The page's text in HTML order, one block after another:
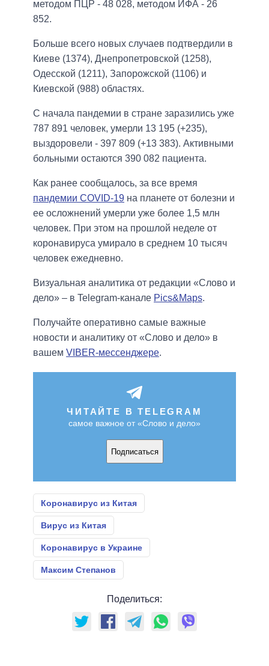
методом ПЦР - 48 028, методом ИФА - 26
852.
Больше всего новых случаев подтвердили в
Киеве (1374), Днепропетровской (1258),
Одесской (1211), Запорожской (1106) и
Киевской (988) областях.
С начала пандемии в стране заразились уже
787 891 человек, умерли 13 195 (+235),
выздоровели - 397 809 (+13 383). Активными
больными остаются 390 082 пациента.
Как ранее сообщалось, за все время
пандемии COVID-19 на планете от болезни и
ее осложнений умерли уже более 1,5 млн
человек. При этом на прошлой неделе от
коронавируса умирало в среднем 10 тысяч
человек ежедневно.
Визуальная аналитика от редакции «Слово и
дело» – в Telegram-канале Pics&Maps.
Получайте оперативно самые важные
новости и аналитику от «Слово и дело» в
вашем VIBER-мессенджере.
ЧИТАЙТЕ В TELEGRAM
самое важное от «Слово и дело»
Подписаться
Коронавирус из Китая
Вирус из Китая
Коронавирус в Украине
Максим Степанов
Поделиться: